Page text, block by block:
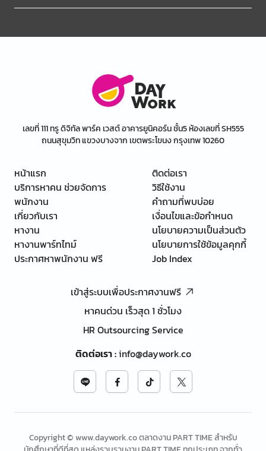
เลขที่ 111 ทรู ดิจิทัล พาร์ค เวสต์ อาคารยูนิคอร์น ชั้น5 ห้องเลขที่ SH555
ถนนสุขุมวิท แขวงบางจาก เขตพระโขนง กรุงเทพ 10260
หน้าแรก
บริการหาคน ช่วยจัดการ
พนักงาน
เกี่ยวกับเรา
หางาน
หางานพาร์ทไทม์
ประกาศหาพนักงาน ฟรี
ติดต่อเรา
วิธีใช้งาน
คำถามที่พบบ่อย
เงื่อนไขและข้อกำหนด
นโยบายความเป็นส่วนตัว
นโยบายการใช้ข้อมูลคุกกี้
Job Index
เข้าสู่ระบบเพื่อประกาศงานฟรี
หาคนด่วน เร็วสุด 1 ชั่วโมง
HR Outsourcing Service
ติดต่อเรา:info@daywork.co
Copyright © www.daywork.co ตลาดงาน PART TIME สำหรับ